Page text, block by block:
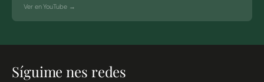
Ver en YouTube →
Síguime nes redes